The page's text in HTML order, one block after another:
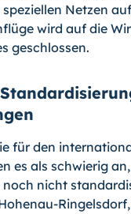
Netzen
wird auf die
geschlossen.
für den
es als schwierig
nicht